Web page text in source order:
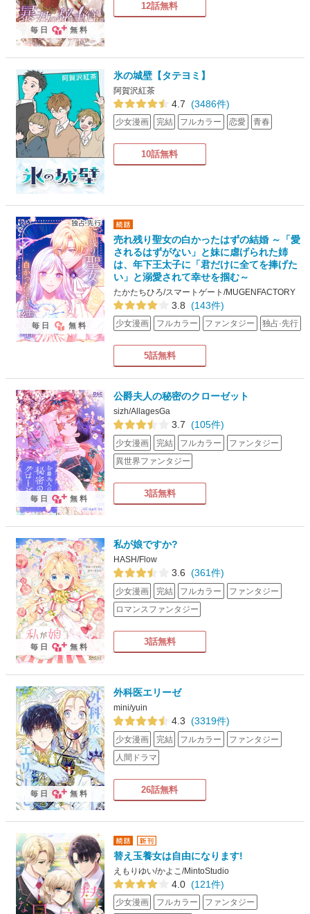
12話無料
毎日 無料
氷の城壁【タテヨミ】
阿賀沢紅茶
4.7 (3486件)
少女漫画 完結 フルカラー 恋愛 青春
10話無料
売れ残り聖女の白かったはずの結婚 ～「愛
されるはずがない」と妹に虐げられた姉
は、年下王太子に「君だけに全てを捧げた
い」と溺愛されて幸せを掴む～
たかたちひろ/スマートゲート/MUGENFACTORY
3.8 (143件)
少女漫画 フルカラー ファンタジー 独占·先行
5話無料
毎日 無料
公爵夫人の秘密のクローゼット
sizh/AllagesGa
3.7 (105件)
少女漫画 完結 フルカラー
ファンタジー
異世界ファンタジー
3話無料
毎日 無料
私が娘ですか?
HASH/Flow
3.6 (361件)
少女漫画 完結 フルカラー
ファンタジー
ロマンスファンタジー
3話無料
毎日 無料
外科医エリーゼ
mini/yuin
4.3 (3319件)
少女漫画 完結 フルカラー
ファンタジー
人間ドラマ
26話無料
毎日 無料
替え玉養女は自由になります!
えもりゆい/かよこ/MintoStudio
4.0 (121件)
少女漫画 フルカラー ファンタジー